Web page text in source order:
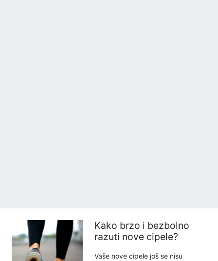
Kako brzo i bezbolno
razuti nove cipele?
Vaše nove cipele još se nisu